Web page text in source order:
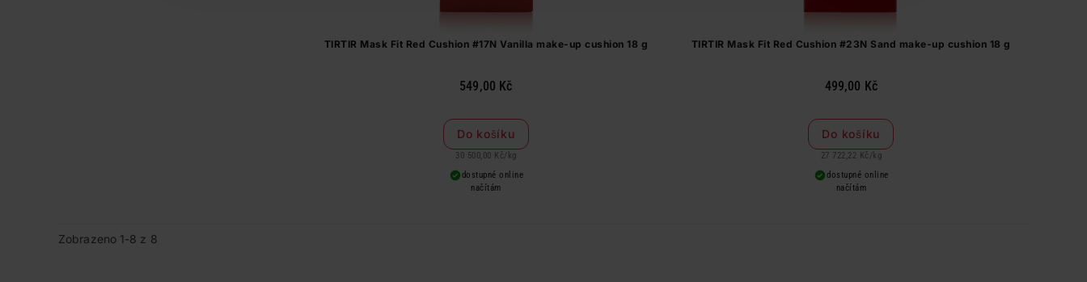
TIRTIR Mask Fit Red Cushion #17N Vanilla make-up cushion 18 g
549,00 Kč
Do košíku
30 500,00 Kč/ kg
dostupné online
načítám
TIRTIR Mask Fit Red Cushion #23N Sand make-up cushion 18 g
499,00 Kč
Do košíku
27 722,22 Kč / kg
dostupné online
načítám
Zobrazeno 1-8 z 8